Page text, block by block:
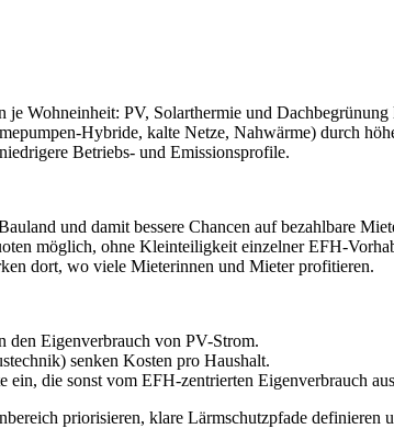
Wohneinheit: PV, Solarthermie und Dachbegrünung
Hybride, kalte Netze, Nahwärme) durch
Betriebs- und Emissionsprofile.
und damit bessere Chancen auf bezahlbare
möglich, ohne Kleinteiligkeit einzelner EFH-
dort, wo viele Mieterinnen und Mieter profitieren.
den Eigenverbrauch von PV-Strom.
senken Kosten pro Haushalt.
die sonst vom EFH-zentrierten Eigenverbrauch
priorisieren, klare Lärmschutzpfade definieren